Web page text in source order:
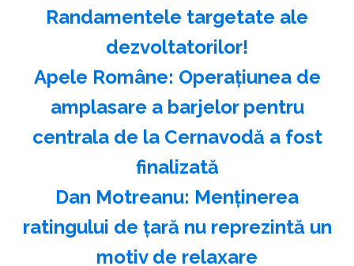
Randamentele targetate ale
dezvoltatorilor!
Apele Române: Operaţiunea de
amplasare a barjelor pentru
centrala de la Cernavodă a fost
finalizată
Dan Motreanu: Menţinerea
ratingului de ţară nu reprezintă un
motiv de relaxare